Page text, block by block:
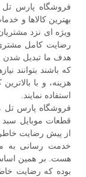
بهترین کالاها و
ویژه ای نزد
رضایت کامل مشتری
هدف ما تبدیل شدن
که باشند بتوانند
هزینه، و با
استفاده نمایند.
فروشگاه پارس تل
قطعات موبایل سبد
از پیش رضایت
خدمت رسانی به
هست. بر همین
بوده که رضایت